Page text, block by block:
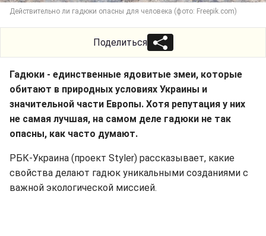
Действительно ли гадюки опасны для человека (фото: Freepik.com)
Поделиться
Гадюки - единственные ядовитые змеи, которые
обитают в природных условиях Украины и
значительной части Европы. Хотя репутация у них
не самая лучшая, на самом деле гадюки не так
опасны, как часто думают.
РБК-Украина (проект Styler) рассказывает, какие
свойства делают гадюк уникальными созданиями с
важной экологической миссией.